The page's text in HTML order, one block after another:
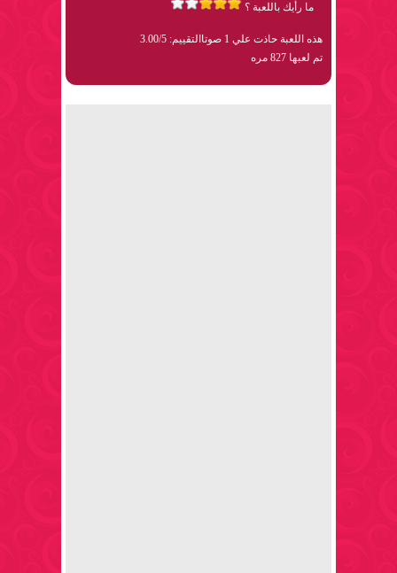
ما رأيك باللعبة ؟
هذه اللعبة حاذت علي 1 صوتا
التقييم: 3.00/5
تم لعبها 827 مره